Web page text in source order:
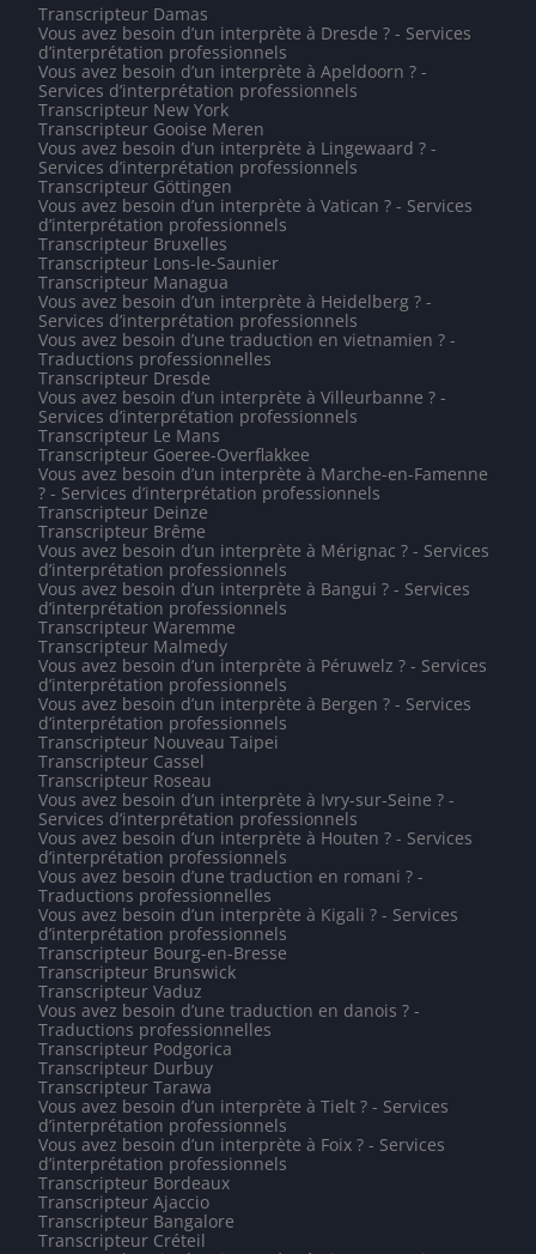
Transcripteur Damas
Vous avez besoin d’un interprète à Dresde ? - Services
d’interprétation professionnels
Vous avez besoin d’un interprète à Apeldoorn ? -
Services d’interprétation professionnels
Transcripteur New York
Transcripteur Gooise Meren
Vous avez besoin d’un interprète à Lingewaard ? -
Services d’interprétation professionnels
Transcripteur Göttingen
Vous avez besoin d’un interprète à Vatican ? - Services
d’interprétation professionnels
Transcripteur Bruxelles
Transcripteur Lons-le-Saunier
Transcripteur Managua
Vous avez besoin d’un interprète à Heidelberg ? -
Services d’interprétation professionnels
Vous avez besoin d’une traduction en vietnamien ? -
Traductions professionnelles
Transcripteur Dresde
Vous avez besoin d’un interprète à Villeurbanne ? -
Services d’interprétation professionnels
Transcripteur Le Mans
Transcripteur Goeree-Overflakkee
Vous avez besoin d’un interprète à Marche-en-Famenne
? - Services d’interprétation professionnels
Transcripteur Deinze
Transcripteur Brême
Vous avez besoin d’un interprète à Mérignac ? - Services
d’interprétation professionnels
Vous avez besoin d’un interprète à Bangui ? - Services
d’interprétation professionnels
Transcripteur Waremme
Transcripteur Malmedy
Vous avez besoin d’un interprète à Péruwelz ? - Services
d’interprétation professionnels
Vous avez besoin d’un interprète à Bergen ? - Services
d’interprétation professionnels
Transcripteur Nouveau Taipei
Transcripteur Cassel
Transcripteur Roseau
Vous avez besoin d’un interprète à Ivry-sur-Seine ? -
Services d’interprétation professionnels
Vous avez besoin d’un interprète à Houten ? - Services
d’interprétation professionnels
Vous avez besoin d’une traduction en romani ? -
Traductions professionnelles
Vous avez besoin d’un interprète à Kigali ? - Services
d’interprétation professionnels
Transcripteur Bourg-en-Bresse
Transcripteur Brunswick
Transcripteur Vaduz
Vous avez besoin d’une traduction en danois ? -
Traductions professionnelles
Transcripteur Podgorica
Transcripteur Durbuy
Transcripteur Tarawa
Vous avez besoin d’un interprète à Tielt ? - Services
d’interprétation professionnels
Vous avez besoin d’un interprète à Foix ? - Services
d’interprétation professionnels
Transcripteur Bordeaux
Transcripteur Ajaccio
Transcripteur Bangalore
Transcripteur Créteil